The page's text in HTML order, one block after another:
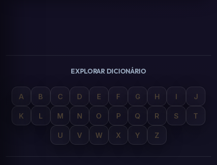
EXPLORAR DICIONÁRIO
A B C D E F G H I J
K L M N O P Q R S T
U V W X Y Z